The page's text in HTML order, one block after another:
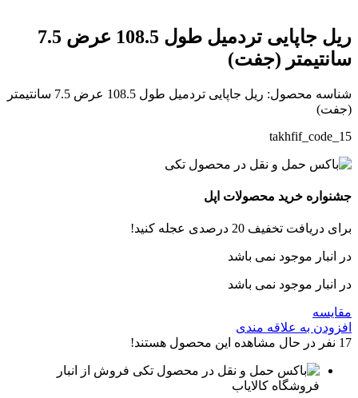
ریل جاپایی تردمیل طول 108.5 عرض 7.5
سانتیمتر (جفت)
شناسه محصول:
ریل جاپایی تردمیل طول 108.5 عرض 7.5 سانتیمتر
(جفت)
takhfif_code_15
جشنواره خرید محصولات اپل
برای دریافت تخفیف 20 درصدی عجله کنید!
در انبار موجود نمی باشد
در انبار موجود نمی باشد
مقایسه
افزودن به علاقه مندی
17 نفر در حال مشاهده این محصول هستند!
فروش از انبار
فروشگاه کالایاب